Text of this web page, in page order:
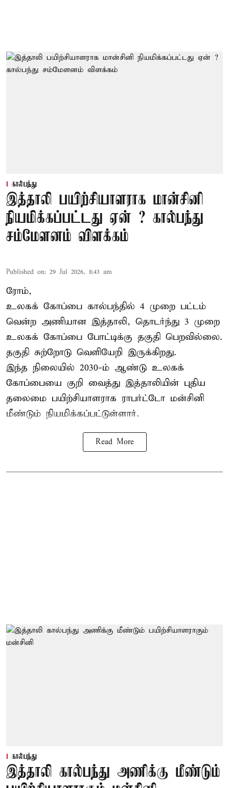
கால்பந்து
இத்தாலி பயிற்சியாளராக மான்சினி
நியமிக்கப்பட்டது ஏன் ? கால்பந்து
சம்மேளனம் விளக்கம்
Published on: 29 Jul 2026, 8:43 am
ரோம்,
உலகக் கோப்பை கால்பந்தில் 4 முறை பட்டம்
வென்ற அணியான இத்தாலி, தொடர்ந்து 3 முறை
உலகக் கோப்பை போட்டிக்கு தகுதி பெறவில்லை.
தகுதி சுற்றோடு வெளியேறி இருக்கிறது.
இந்த நிலையில் 2030-ம் ஆண்டு உலகக்
கோப்பையை குறி வைத்து இத்தாலியின் புதிய
தலைமை பயிற்சியாளராக ராபர்ட்டோ மன்சினி
மீண்டும் நியமிக்கப்பட்டுள்ளார்.
Read More
கால்பந்து
இத்தாலி கால்பந்து அணிக்கு மீண்டும்